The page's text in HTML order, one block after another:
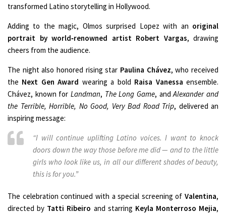
transformed Latino storytelling in Hollywood.
Adding to the magic, Olmos surprised Lopez with an original
portrait by world‑renowned artist Robert Vargas, drawing
cheers from the audience.
The night also honored rising star Paulina Chávez, who received
the Next Gen Award wearing a bold Raisa Vanessa ensemble.
Chávez, known for Landman, The Long Game, andAlexander and
the Terrible, Horrible, No Good, Very Bad Road Trip, delivered an
inspiring message:
“I will continue uplifting Latino voices. I want to knock
doors down the way those before me did — and to the little
girls who look like us, in all our different shades of beauty,
this is for you.”
The celebration continued with a special screening of Valentina,
directed by Tatti Ribeiro and starring Keyla Monterroso Mejia,